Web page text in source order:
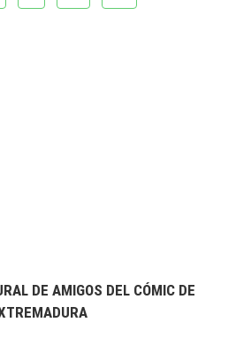
DE AMIGOS DEL CÓMIC DE